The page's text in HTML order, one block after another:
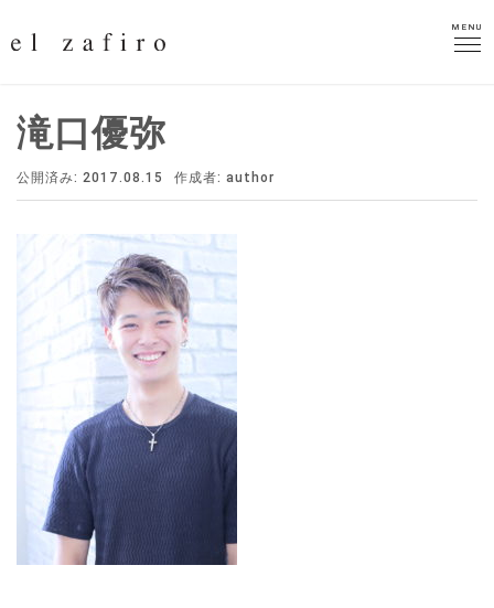
MENU
MENU
滝口優弥
公開済み: 2017.08.15 作成者:author